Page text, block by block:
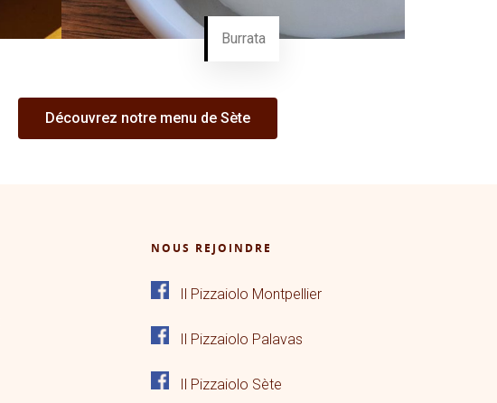
Burrata
Découvrez notre menu de Sète
NOUS REJOINDRE
Il Pizzaiolo Montpellier
Il Pizzaiolo Palavas
Il Pizzaiolo Sète